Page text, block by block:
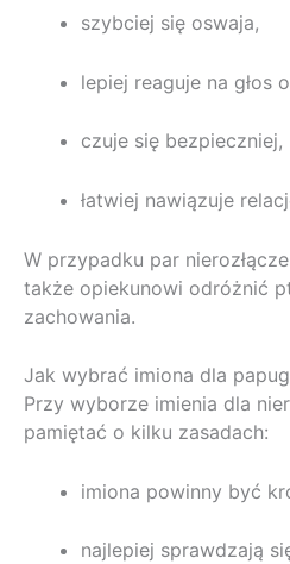
szybciej się oswaja,
lepiej reaguje na głos
czuje się bezpieczniej,
łatwiej nawiązuje
W przypadku par
także opiekunowi odróżnić
zachowania.
Jak wybrać imiona dla
Przy wyborze imienia dla
pamiętać o kilku zasadach:
imiona powinny być
najlepiej sprawdzają